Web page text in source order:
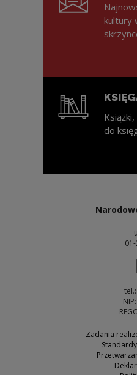
kultury
do
Zadania